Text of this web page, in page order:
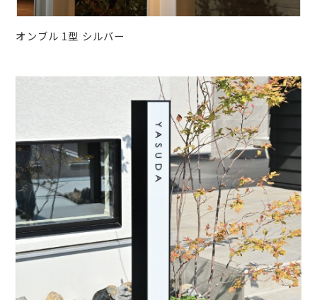
オンブル 1型 シルバー